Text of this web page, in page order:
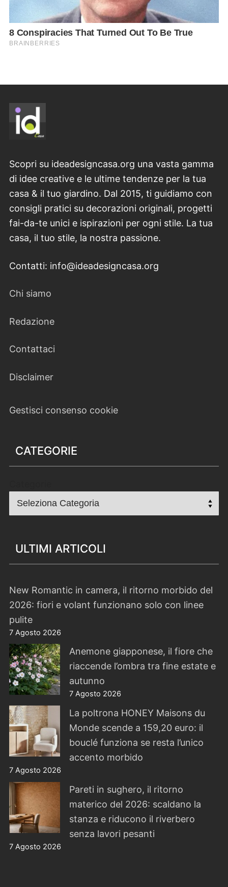
Scopri su ideadesigncasa.org una vasta gamma
di idee creative e le ultime tendenze per la tua
casa & il tuo giardino. Dal 2015, ti guidiamo con
consigli pratici su decorazioni originali, progetti
fai-da-te unici e ispirazioni per ogni stile. La tua
casa, il tuo stile, la nostra passione.
Contatti: info@ideadesigncasa.org
Chi siamo
Redazione
Contattaci
Disclaimer
Gestisci consenso cookie
CATEGORIE
ULTIMI ARTICOLI
New Romantic in camera, il ritorno morbido del
2026: fiori e volant funzionano solo con linee
pulite
7 Agosto 2026
Anemone giapponese, il fiore che
riaccende l’ombra tra fine estate e
autunno
7 Agosto 2026
La poltrona HONEY Maisons du
Monde scende a 159,20 euro: il
bouclé funziona se resta l’unico
accento morbido
7 Agosto 2026
Pareti in sughero, il ritorno
materico del 2026: scaldano la
stanza e riducono il riverbero
senza lavori pesanti
7 Agosto 2026